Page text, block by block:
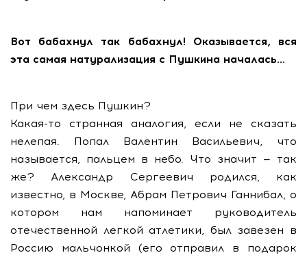
Вот бабахнул так бабахнул! Оказывается, вся
эта самая натурализация с Пушкина началась…
При чем здесь Пушкин?
Какая-то странная аналогия, если не сказать
нелепая. Попал Валентин Васильевич, что
называется, пальцем в небо. Что значит — так
же? Александр Сергеевич родился, как
известно, в Москве, Абрам Петрович Ганнибал, о
котором нам напоминает руководитель
отечественной легкой атлетики, был завезен в
Россию мальчонкой (его отправил в подарок